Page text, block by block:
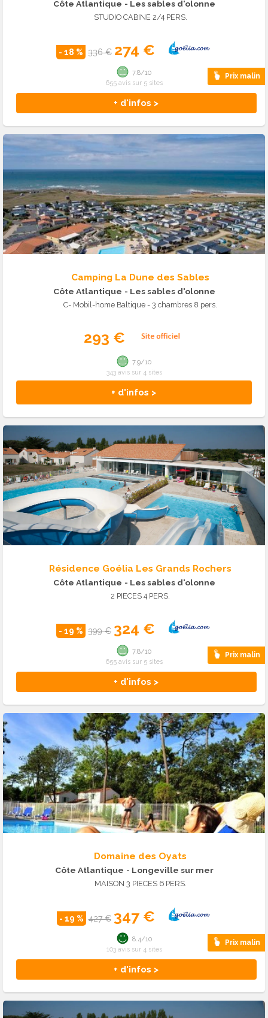
Côte Atlantique - Les sables d'olonne
STUDIO CABINE 2/4 PERS.
- 18 % 336 € 274 €
Prix malin
+ d'infos >
7.8/10
655 avis sur 5 sites
Camping La Dune des Sables
Côte Atlantique - Les sables d'olonne
C- Mobil-home Baltique - 3 chambres 8 pers.
293 €
+ d'infos >
7.9/10
343 avis sur 4 sites
Résidence Goélia Les Grands Rochers
Côte Atlantique - Les sables d'olonne
2 PIECES 4 PERS.
- 19 % 399 € 324 €
Prix malin
+ d'infos >
7.8/10
655 avis sur 5 sites
Domaine des Oyats
Côte Atlantique - Longeville sur mer
MAISON 3 PIECES 6 PERS.
- 19 % 427 € 347 €
Prix malin
+ d'infos >
8.4/10
103 avis sur 4 sites